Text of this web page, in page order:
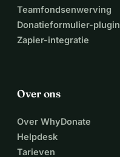
Teamfondsenwerving
Donatieformulier-plugin
Zapier-integratie
Over ons
Over WhyDonate
Helpdesk
Tarieven